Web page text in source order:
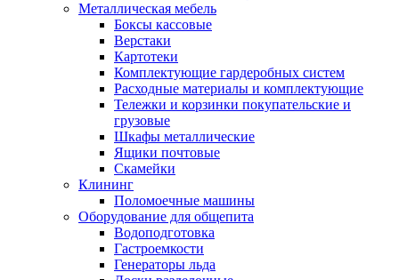
Металлическая мебель
Боксы кассовые
Верстаки
Картотеки
Комплектующие гардеробных систем
Расходные материалы и комплектующие
Тележки и корзинки покупательские и
грузовые
Шкафы металлические
Ящики почтовые
Скамейки
Клининг
Поломоечные машины
Оборудование для общепита
Водоподготовка
Гастроемкости
Генераторы льда